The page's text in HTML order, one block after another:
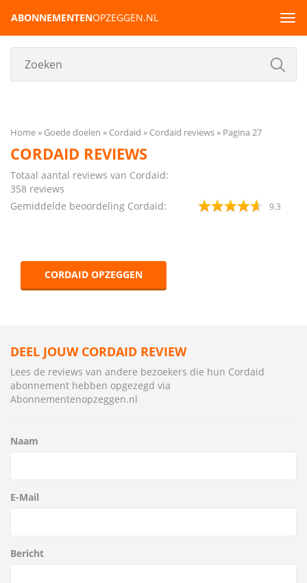
ABONNEMENTENOPZEGGEN.NL
Home Goede doelen Cordaid Cordaid reviews Pagina 27
CORDAID REVIEWS
Totaal aantal reviews van Cordaid:
358 reviews
Gemiddelde beoordeling Cordaid:
9.3
CORDAID OPZEGGEN
DEEL JOUW CORDAID REVIEW
Lees de reviews van andere bezoekers die hun Cordaid
abonnement hebben opgezegd via
Abonnementenopzeggen.nl
Naam
E-Mail
Bericht